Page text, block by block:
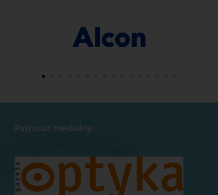
Patronat medialny